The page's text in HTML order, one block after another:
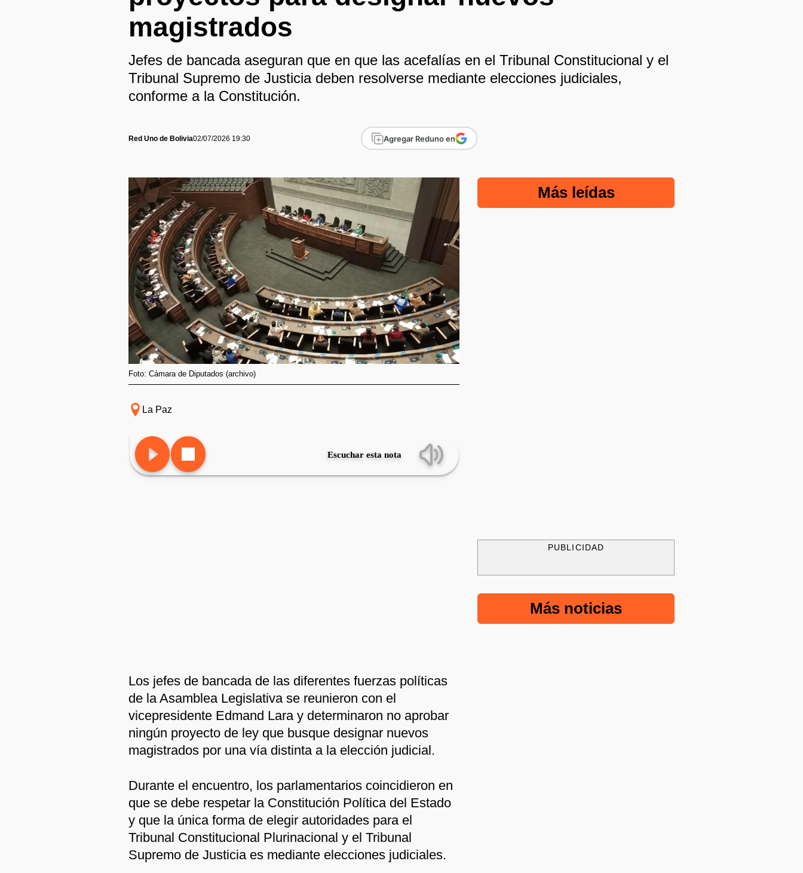
magistrados
Jefes de bancada aseguran que en que las acefalías en el Tribunal Constitucional y el
Tribunal Supremo de Justicia deben resolverse mediante elecciones judiciales,
conforme a la Constitución.
Red Uno de Bolivia02/07/2026 19:30 Agregar Reduno en
Foto: Cámara de Diputados (archivo)
La Paz
Escuchar esta nota
Los jefes de bancada de las diferentes fuerzas políticas
de la Asamblea Legislativa se reunieron con el
vicepresidente Edmand Lara y determinaron no aprobar
ningún proyecto de ley que busque designar nuevos
magistrados por una vía distinta a la elección judicial.
Durante el encuentro, los parlamentarios coincidieron en
que se debe respetar la Constitución Política del Estado
y que la única forma de elegir autoridades para el
Tribunal Constitucional Plurinacional y el Tribunal
Supremo de Justicia es mediante elecciones judiciales.
Más leídas
PUBLICIDAD
Más noticias